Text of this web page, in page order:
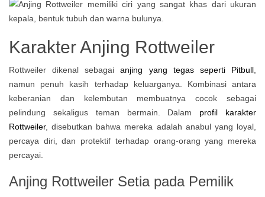
Karakter Anjing Rottweiler
Rottweiler dikenal sebagaianjing yang tegas seperti Pitbull
namun penuh kasih terhadap keluarganya. Kombinasi antara
keberanian dan kelembutan membuatnya cocok sebagai
pelindung sekaligus teman bermain. Dalam
profil karakter
Rottweiler, disebutkan bahwa mereka adalah anabul yang loyal,
percaya diri, dan protektif terhadap orang-orang yang mereka
percayai.
Anjing Rottweiler Setia pada Pemilik